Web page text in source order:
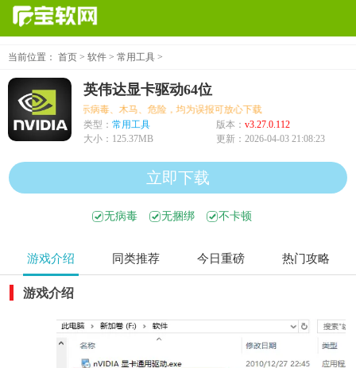
当前位置： 首页 > 软件 > 常用工具 >
英伟达显卡驱动64位
个别机型提示病毒、木马、危险，均为误报可放心下载
类型： 常用工具 版本： v3.27.0.112
大小： 125.37MB 更新： 2026-04-03 21:08:23
立即下载
无病毒 无捆绑 不卡顿
游戏介绍 同类推荐 今日重磅 热门攻略
游戏介绍